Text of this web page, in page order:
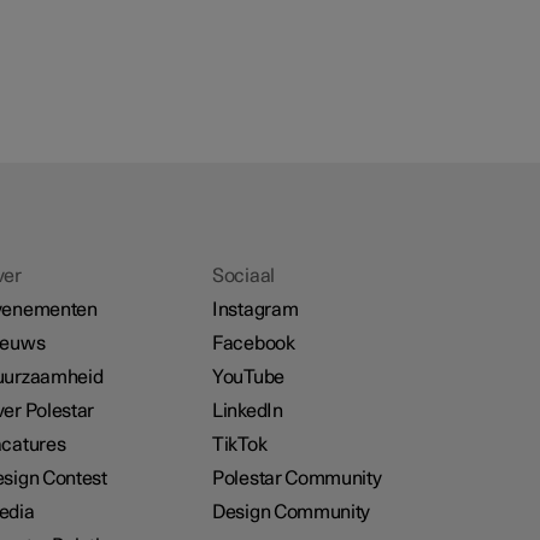
Polestar
Contest
Sociaal
Instagram
Facebook
YouTube
LinkedIn
TikTok
Polestar Community
Design Community